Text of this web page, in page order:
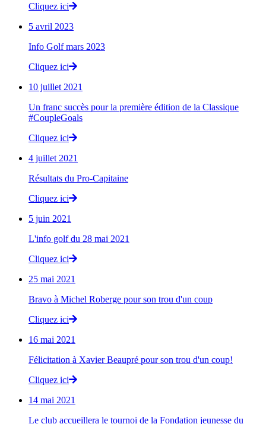
Cliquez ici
5 avril 2023
Info Golf mars 2023
Cliquez ici
10 juillet 2021
Un franc succès pour la première édition de la Classique
#CoupleGoals
Cliquez ici
4 juillet 2021
Résultats du Pro-Capitaine
Cliquez ici
5 juin 2021
L'info golf du 28 mai 2021
Cliquez ici
25 mai 2021
Bravo à Michel Roberge pour son trou d'un coup
Cliquez ici
16 mai 2021
Félicitation à Xavier Beaupré pour son trou d'un coup!
Cliquez ici
14 mai 2021
Le club accueillera le tournoi de la Fondation jeunesse du